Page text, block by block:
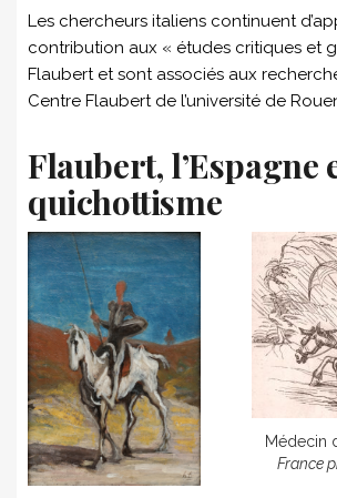
Les chercheurs italiens continuent
contribution aux « études critiques et
Flaubert et sont associés aux
Centre Flaubert de l’université de
Flaubert, l’Espagne
quichottisme
Médecin
France